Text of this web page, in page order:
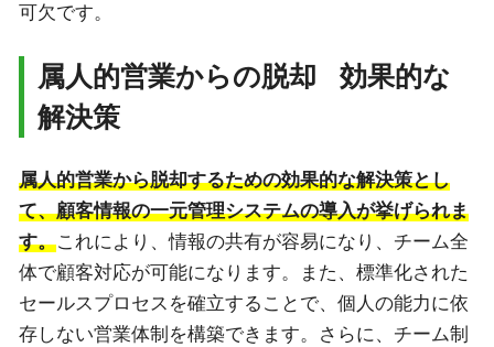
可欠です。
属人的営業からの脱却 効果的な
解決策
属人的営業から脱却するための効果的な解決策とし
て、顧客情報の一元管理システムの導入が挙げられま
す。これにより、情報の共有が容易になり、チーム全
体で顧客対応が可能になります。また、標準化された
セールスプロセスを確立することで、個人の能力に依
存しない営業体制を構築できます。さらに、チーム制